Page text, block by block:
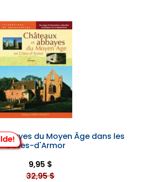
du Moyen Âge dans les
Côtes-d'Armor
9,95 $
32,95 $